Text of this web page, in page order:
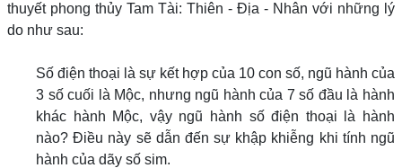
thuyết phong thủy Tam Tài: Thiên - Địa - Nhân với những lý
do như sau:
Số điện thoại là sự kết hợp của 10 con số, ngũ hành của
3 số cuối là Mộc, nhưng ngũ hành của 7 số đầu là hành
khác hành Mộc, vậy ngũ hành số điện thoại là hành
nào? Điều này sẽ dẫn đến sự khập khiễng khi tính ngũ
hành của dãy số sim.